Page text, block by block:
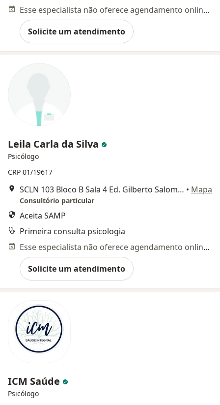
Esse especialista não oferece agendamento online para esse endereço.
Solicite um atendimento
Leila Carla da Silva
Psicólogo
CRP 01/19617
SCLN 103 Bloco B Sala 4 Ed. Gilberto Salomão II, Brasília • Mapa
Consultório particular
Aceita SAMP
Primeira consulta psicologia
Esse especialista não oferece agendamento online para esse endereço.
Solicite um atendimento
ICM Saúde
Psicólogo